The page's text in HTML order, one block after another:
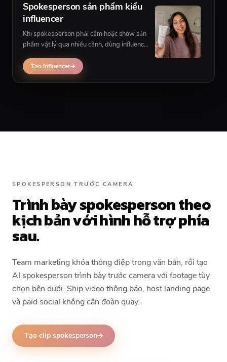
Spokesperson sản phẩm kiểu
influencer
Khi spokesperson phải cầm hoặc show sản
phẩm vật lý qua nhiều cảnh, dùng influencer
khung.
Tạo influencer
SPOKESPERSON TRƯỚC CAMERA
Trình bày spokesperson theo
kịch bản với hình hỗ trợ phía
sau.
Team marketing khóa thông điệp trong văn bản, rồi tạo
AI spokesperson trình bày trước camera với footage tùy
chọn bên dưới. Ship video thông báo, host landing page
và paid social không cần đoàn quay.
Tạo clip spokesperson